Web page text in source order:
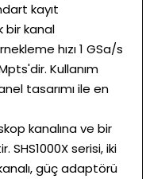
kayıt
bir kanal
hızı 1 GSa/s
Kullanım
tasarımı ile en
kanalına ve bir
serisi, iki
güç adaptörü